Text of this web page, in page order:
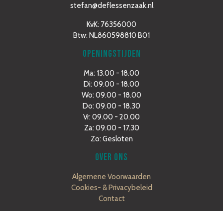
stefan@deflessenzaak.nl
KvK: 76356000
Btw: NL860598810 B01
OPENINGSTIJDEN
Ma: 13.00 - 18.00
Di: 09.00 - 18.00
Wo: 09.00 - 18.00
Do: 09.00 - 18.30
Vr: 09.00 - 20.00
Za: 09.00 - 17.30
Zo: Gesloten
OVER ONS
Algemene Voorwaarden
Cookies- & Privacybeleid
Contact